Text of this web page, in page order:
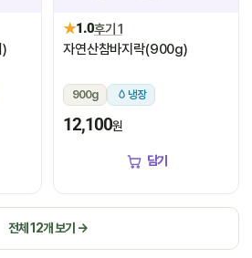
★1.0후기 1
자연산참바지락(900g)
900g 냉장
12,100원
담기
전체 12개 보기 →